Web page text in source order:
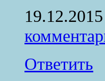
Ответить